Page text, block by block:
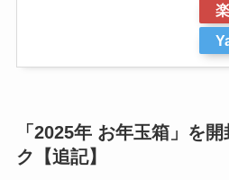
「2025年 お年玉箱」を
ク【追記】